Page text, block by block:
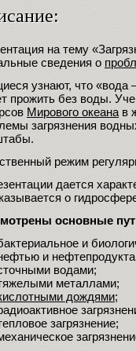
на тему
сведения о
узнают, что «вода
прожить без воды.
Мирового океана в
загрязнения
режим
дается
о
основные
и
и
водами;
металлами;
дождями;
загрязнение;